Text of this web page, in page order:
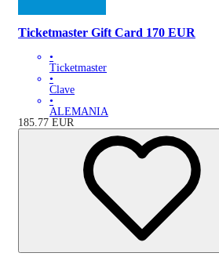
Ticketmaster Gift Card 170 EUR
•
Ticketmaster
•
Clave
•
ALEMANIA
185.77 EUR